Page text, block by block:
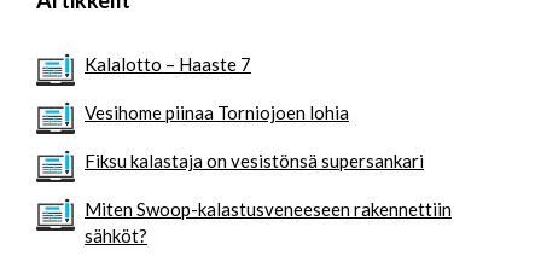
Kalalotto – Haaste 7
Vesihome piinaa Torniojoen lohia
Fiksu kalastaja on vesistönsä supersankari
Miten Swoop-kalastusveneeseen rakennettiin
sähköt?